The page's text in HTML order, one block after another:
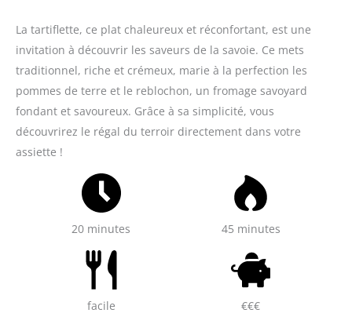
La tartiflette, ce plat chaleureux et réconfortant, est une
invitation à découvrir les saveurs de la savoie. Ce mets
traditionnel, riche et crémeux, marie à la perfection les
pommes de terre et le reblochon, un fromage savoyard
fondant et savoureux. Grâce à sa simplicité, vous
découvrirez le régal du terroir directement dans votre
assiette !
20 minutes 45 minutes
facile €€€